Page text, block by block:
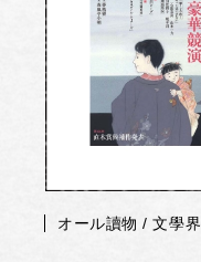
オール讀物 / 文學界